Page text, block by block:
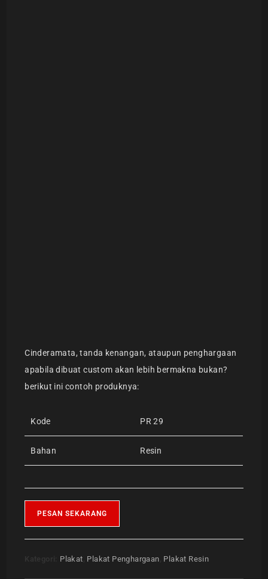
Cinderamata, tanda kenangan, ataupun penghargaan
apabila dibuat custom akan lebih bermakna bukan?
berikut ini contoh produknya:
Kode PR 29
Bahan Resin
PESAN SEKARANG
Plakat Plakat Penghargaan Plakat Resin